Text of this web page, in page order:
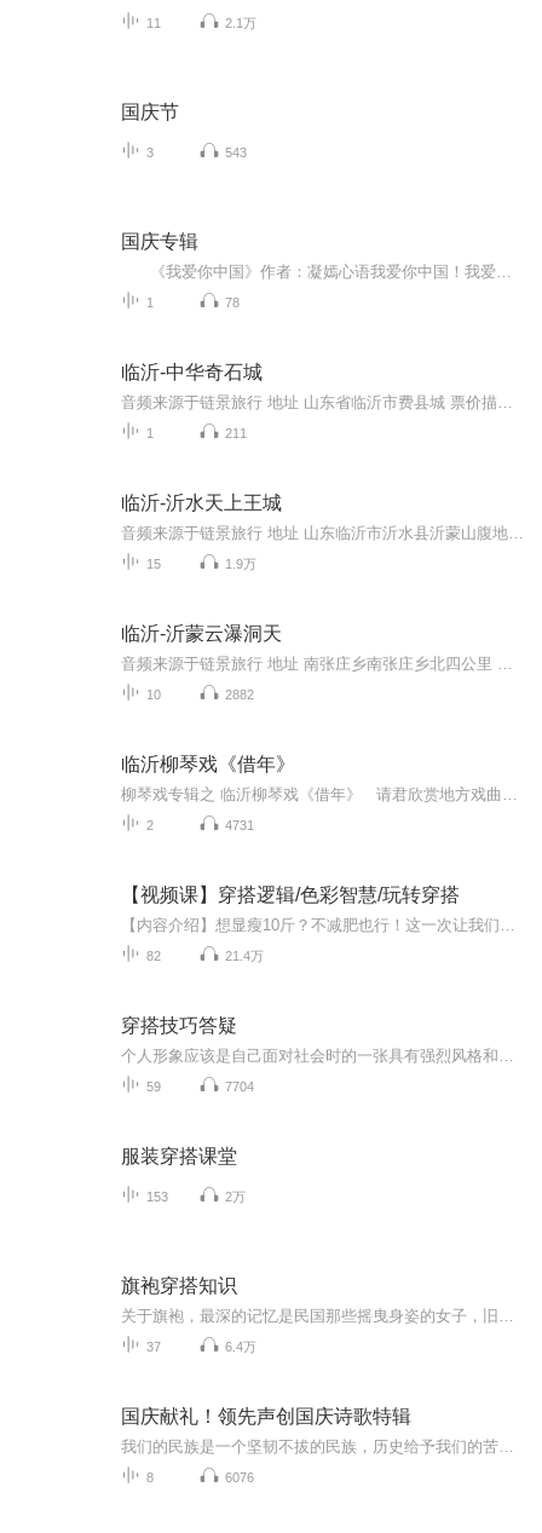
11 2.1万
国庆节
3 543
国庆专辑
1 78
临沂-中华奇石城
1 211
临沂-沂水天上王城
15 1.9万
临沂-沂蒙云瀑洞天
10 2882
临沂柳琴戏《借年》
2 4731
【视频课】穿搭逻辑/色彩智慧/玩转穿搭
82 21.4万
穿搭技巧答疑
59 7704
服装穿搭课堂
153 2万
旗袍穿搭知识
37 6.4万
国庆献礼！领先声创国庆诗歌特辑
8 6076